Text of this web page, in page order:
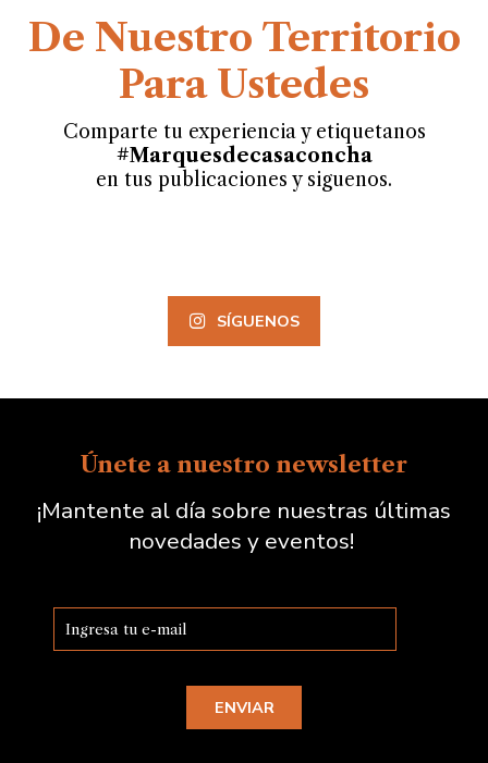
De Nuestro Territorio
Para Ustedes
Comparte tu experiencia y etiquetanos
#Marquesdecasaconcha
en tus publicaciones y siguenos.
SÍGUENOS
Únete a nuestro newsletter
¡Mantente al día sobre nuestras últimas
novedades y eventos!